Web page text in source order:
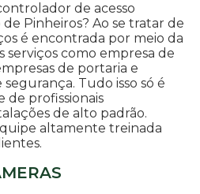
de acesso
Pinheiros? Ao se tratar de
é encontrada por meio da
serviços como empresa de
de portaria e
Tudo isso só é
de profissionais
de alto padrão.
altamente treinada